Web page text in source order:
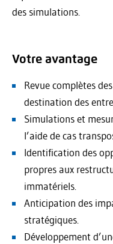
des simulations.
Votre avantage
Revue complètes
destination des
Simulations et
l’aide de cas
Identification des
propres aux
immatériels.
Anticipation des
stratégiques.
Développement